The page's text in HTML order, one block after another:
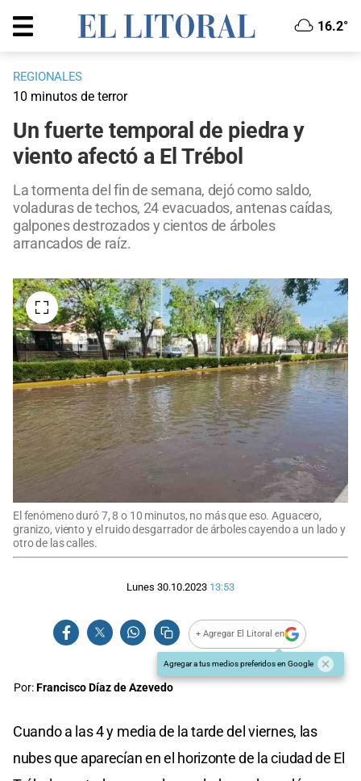
16.2°
REGIONALES
10 minutos de terror
Un fuerte temporal de piedra y
viento afectó a El Trébol
La tormenta del fin de semana, dejó como saldo,
voladuras de techos, 24 evacuados, antenas caídas,
galpones destrozados y cientos de árboles
arrancados de raíz.
El fenómeno duró 7, 8 o 10 minutos, no más que eso. Aguacero,
granizo, viento y el ruido desgarrador de árboles cayendo a un lado y
otro de las calles.
Lunes 30.10.2023 13:53
+ Agregar El Litoral en
Agregar a tus medios preferidos en Google
Por:Francisco Díaz de Azevedo
Cuando a las 4 y media de la tarde del viernes, las
nubes que aparecían en el horizonte de la ciudad de El